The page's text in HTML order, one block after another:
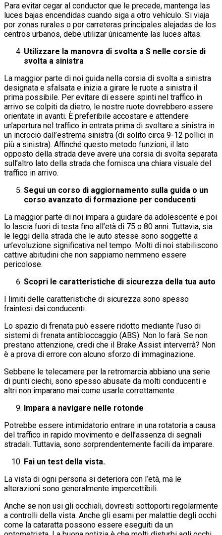
Para evitar cegar al conductor que le precede, mantenga las
luces bajas encendidas cuando siga a otro vehículo. Si viaja
por zonas rurales o por carreteras principales alejadas de los
centros urbanos, debe utilizar únicamente las luces altas.
Utilizzare la manovra di svolta a S nelle corsie di
svolta a sinistra
La maggior parte di noi guida nella corsia di svolta a sinistra
designata e sfalsata e inizia a girare le ruote a sinistra il
prima possibile. Per evitare di essere spinti nel traffico in
arrivo se colpiti da dietro, le nostre ruote dovrebbero essere
orientate in avanti. È preferibile accostare e attendere
un’apertura nel traffico in entrata prima di svoltare a sinistra in
un incrocio dall’estrema sinistra (di solito circa 9-12 pollici in
più a sinistra). Affinché questo metodo funzioni, il lato
opposto della strada deve avere una corsia di svolta separata
sull’altro lato della strada che fornisca una chiara visuale del
traffico in arrivo.
Segui un corso di aggiornamento sulla guida o un
corso avanzato di formazione per conducenti
La maggior parte di noi impara a guidare da adolescente e poi
lo lascia fuori di testa fino all’età di 75 o 80 anni. Tuttavia, sia
le leggi della strada che le auto stesse sono soggette a
un’evoluzione significativa nel tempo. Molti di noi stabiliscono
cattive abitudini che non sappiamo nemmeno essere
pericolose.
Scopri le caratteristiche di sicurezza della tua auto
I limiti delle caratteristiche di sicurezza sono spesso
fraintesi dai conducenti.
Lo spazio di frenata può essere ridotto mediante l’uso di
sistemi di frenata antibloccaggio (ABS). Non lo farà. Se non
prestano attenzione, credi che il Brake Assist interverrà? Non
è a prova di errore con alcuno sforzo di immaginazione.
Sebbene le telecamere per la retromarcia abbiano una serie
di punti ciechi, sono spesso abusate da molti conducenti e
altri non imparano mai come usarle correttamente.
Impara a navigare nelle rotonde
Potrebbe essere intimidatorio entrare in una rotatoria a causa
del traffico in rapido movimento e dell’assenza di segnali
stradali. Tuttavia, sono sorprendentemente facili da imparare.
Fai un test della vista.
La vista di ogni persona si deteriora con l’età, ma le
alterazioni sono generalmente impercettibili.
Anche se non usi gli occhiali, dovresti sottoporti regolarmente
a controlli della vista. Anche gli esami per malattie degli occhi
come la cataratta possono essere eseguiti da un